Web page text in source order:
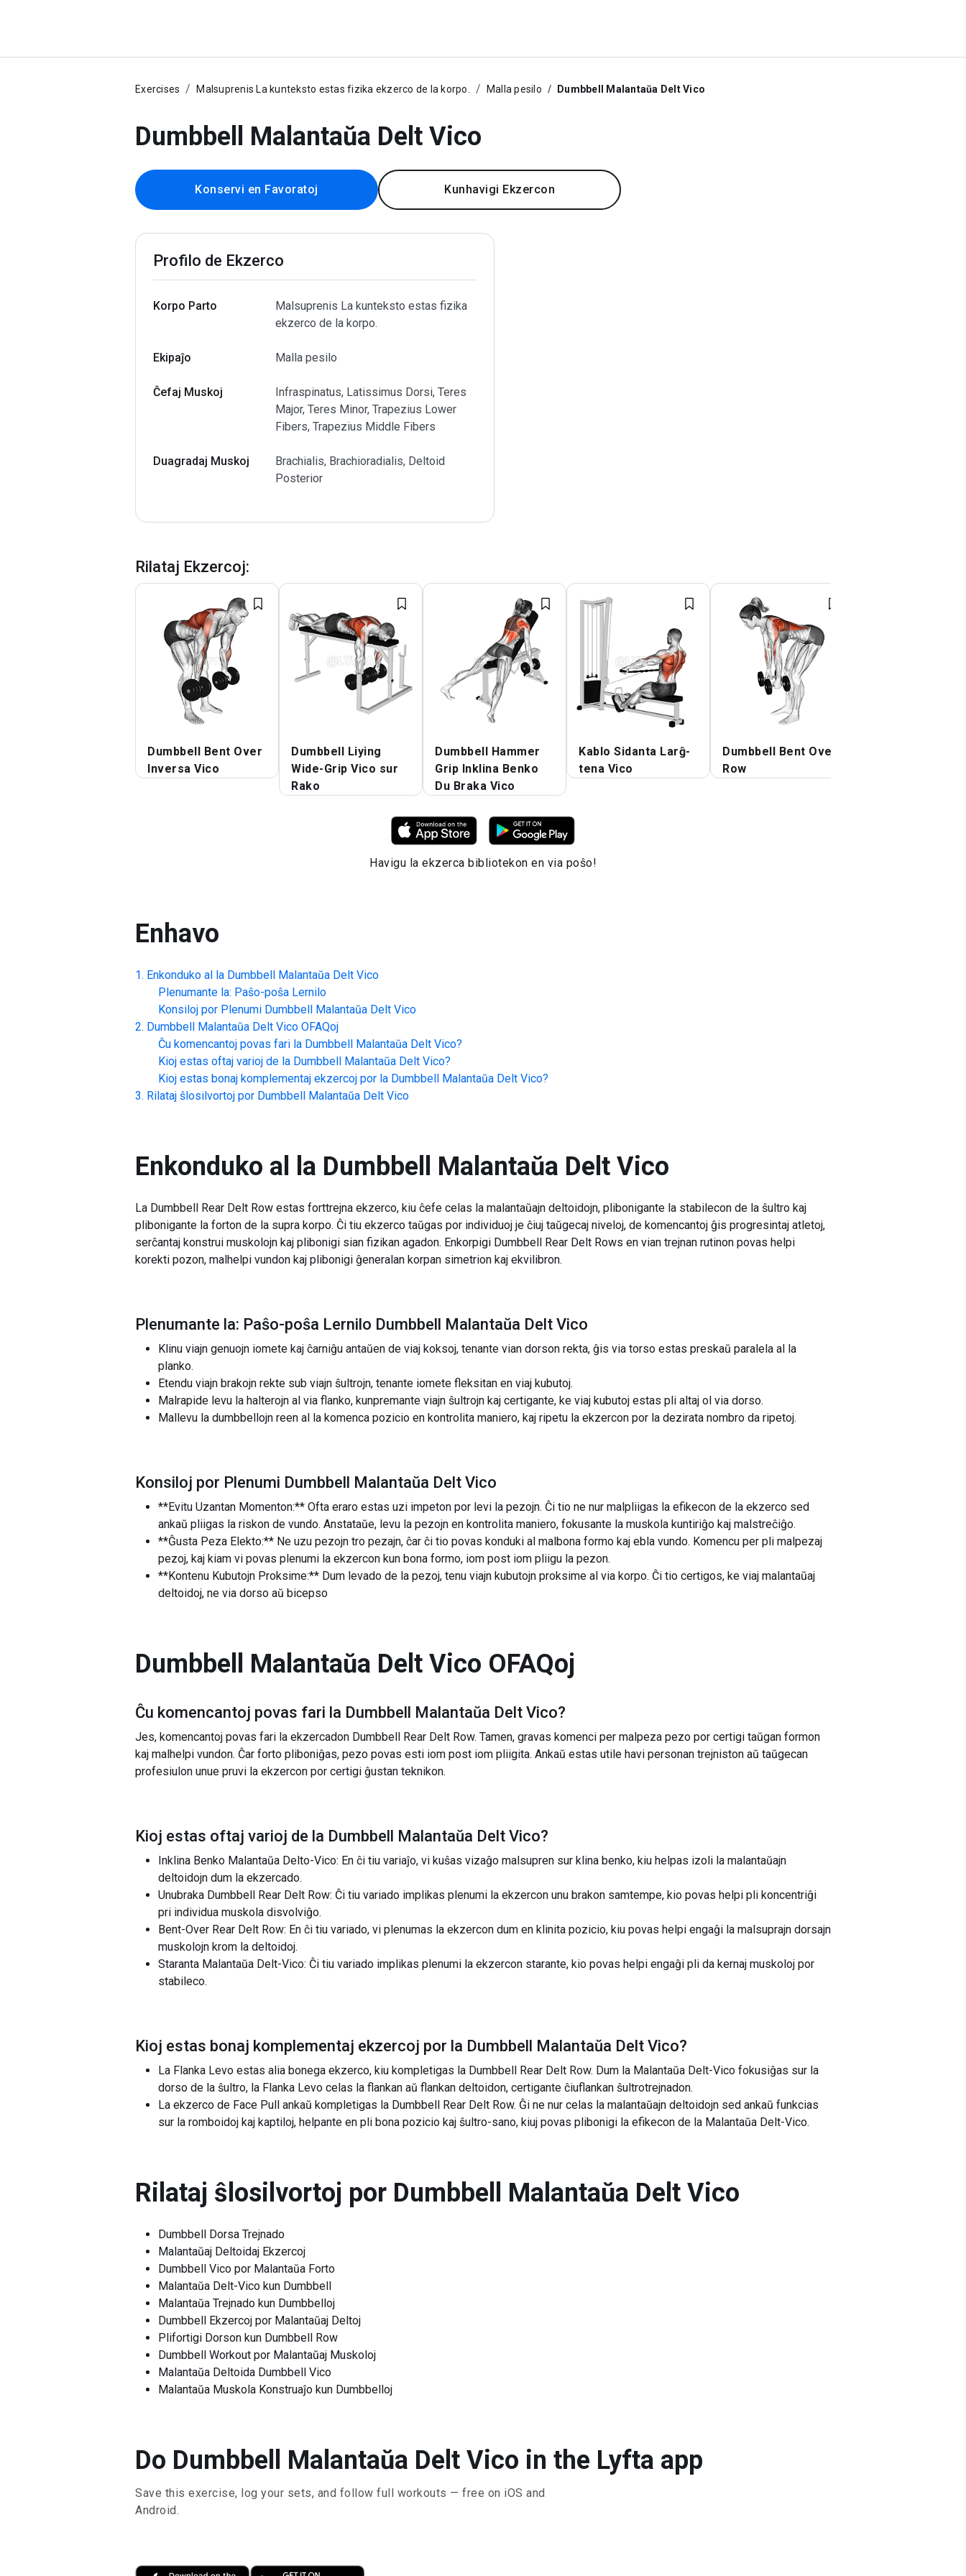
Exercises Malsuprenis La kunteksto estas fizika ekzerco de la korpo. Malla pesilo Dumbbell Malantaŭa Delt Vico
Dumbbell Malantaŭa Delt Vico
Konservi en Favoratoj Kunhavigi Ekzercon
Profilo de Ekzerco
Korpo Parto
Malsuprenis La kunteksto estas fizika
ekzerco de la korpo.
Ekipaĵo Malla pesilo
Ĉefaj Muskoj
Infraspinatus, Latissimus Dorsi, Teres
Major, Teres Minor, Trapezius Lower
Fibers, Trapezius Middle Fibers
Duagradaj Muskoj
Brachialis, Brachioradialis, Deltoid
Posterior
Rilataj Ekzercoj:
Dumbbell Bent Over
Inversa Vico
Dumbbell Liying
Wide-Grip Vico sur
Rako
Dumbbell Hammer
Grip Inklina Benko
Du Braka Vico
Kablo Sidanta Larĝ-
tena Vico
Dumbbell Bent Over
Row
Havigu la ekzerca bibliotekon en via poŝo!
Enhavo
Enkonduko al la Dumbbell Malantaŭa Delt Vico
Plenumante la: Paŝo-poŝa Lernilo
Konsiloj por Plenumi Dumbbell Malantaŭa Delt Vico
Dumbbell Malantaŭa Delt Vico OFAQoj
Ĉu komencantoj povas fari la Dumbbell Malantaŭa Delt Vico?
Kioj estas oftaj varioj de la Dumbbell Malantaŭa Delt Vico?
Kioj estas bonaj komplementaj ekzercoj por la Dumbbell Malantaŭa Delt Vico?
Rilataj ŝlosilvortoj por Dumbbell Malantaŭa Delt Vico
Enkonduko al la Dumbbell Malantaŭa Delt Vico
La Dumbbell Rear Delt Row estas forttrejna ekzerco, kiu ĉefe celas la malantaŭajn deltoidojn, plibonigante la stabilecon de la ŝultro kaj
plibonigante la forton de la supra korpo. Ĉi tiu ekzerco taŭgas por individuoj je ĉiuj taŭgecaj niveloj, de komencantoj ĝis progresintaj atletoj,
serĉantaj konstrui muskolojn kaj plibonigi sian fizikan agadon. Enkorpigi Dumbbell Rear Delt Rows en vian trejnan rutinon povas helpi
korekti pozon, malhelpi vundon kaj plibonigi ĝeneralan korpan simetrion kaj ekvilibron.
Plenumante la: Paŝo-poŝa Lernilo Dumbbell Malantaŭa Delt Vico
Klinu viajn genuojn iomete kaj ĉarniĝu antaŭen de viaj koksoj, tenante vian dorson rekta, ĝis via torso estas preskaŭ paralela al la
planko.
Etendu viajn brakojn rekte sub viajn ŝultrojn, tenante iomete fleksitan en viaj kubutoj.
Malrapide levu la halterojn al via flanko, kunpremante viajn ŝultrojn kaj certigante, ke viaj kubutoj estas pli altaj ol via dorso.
Mallevu la dumbbellojn reen al la komenca pozicio en kontrolita maniero, kaj ripetu la ekzercon por la dezirata nombro da ripetoj.
Konsiloj por Plenumi Dumbbell Malantaŭa Delt Vico
**Evitu Uzantan Momenton:** Ofta eraro estas uzi impeton por levi la pezojn. Ĉi tio ne nur malpliigas la efikecon de la ekzerco sed
ankaŭ pliigas la riskon de vundo. Anstataŭe, levu la pezojn en kontrolita maniero, fokusante la muskola kuntiriĝo kaj malstreĉiĝo.
**Ĝusta Peza Elekto:** Ne uzu pezojn tro pezajn, ĉar ĉi tio povas konduki al malbona formo kaj ebla vundo. Komencu per pli malpezaj
pezoj, kaj kiam vi povas plenumi la ekzercon kun bona formo, iom post iom pliigu la pezon.
**Kontenu Kubutojn Proksime:** Dum levado de la pezoj, tenu viajn kubutojn proksime al via korpo. Ĉi tio certigos, ke viaj malantaŭaj
deltoidoj, ne via dorso aŭ bicepso
Dumbbell Malantaŭa Delt Vico OFAQoj
Ĉu komencantoj povas fari la Dumbbell Malantaŭa Delt Vico?
Jes, komencantoj povas fari la ekzercadon Dumbbell Rear Delt Row. Tamen, gravas komenci per malpeza pezo por certigi taŭgan formon
kaj malhelpi vundon. Ĉar forto pliboniĝas, pezo povas esti iom post iom pliigita. Ankaŭ estas utile havi personan trejniston aŭ taŭgecan
profesiulon unue pruvi la ekzercon por certigi ĝustan teknikon.
Kioj estas oftaj varioj de la Dumbbell Malantaŭa Delt Vico?
Inklina Benko Malantaŭa Delto-Vico: En ĉi tiu variaĵo, vi kuŝas vizaĝo malsupren sur klina benko, kiu helpas izoli la malantaŭajn
deltoidojn dum la ekzercado.
Unubraka Dumbbell Rear Delt Row: Ĉi tiu variado implikas plenumi la ekzercon unu brakon samtempe, kio povas helpi pli koncentriĝi
pri individua muskola disvolviĝo.
Bent-Over Rear Delt Row: En ĉi tiu variado, vi plenumas la ekzercon dum en klinita pozicio, kiu povas helpi engaĝi la malsuprajn dorsajn
muskolojn krom la deltoidoj.
Staranta Malantaŭa Delt-Vico: Ĉi tiu variado implikas plenumi la ekzercon starante, kio povas helpi engaĝi pli da kernaj muskoloj por
stabileco.
Kioj estas bonaj komplementaj ekzercoj por la Dumbbell Malantaŭa Delt Vico?
La Flanka Levo estas alia bonega ekzerco, kiu kompletigas la Dumbbell Rear Delt Row. Dum la Malantaŭa Delt-Vico fokusiĝas sur la
dorso de la ŝultro, la Flanka Levo celas la flankan aŭ flankan deltoidon, certigante ĉiuflankan ŝultrotrejnadon.
La ekzerco de Face Pull ankaŭ kompletigas la Dumbbell Rear Delt Row. Ĝi ne nur celas la malantaŭajn deltoidojn sed ankaŭ funkcias
sur la romboidoj kaj kaptiloj, helpante en pli bona pozicio kaj ŝultro-sano, kiuj povas plibonigi la efikecon de la Malantaŭa Delt-Vico.
Rilataj ŝlosilvortoj por Dumbbell Malantaŭa Delt Vico
Dumbbell Dorsa Trejnado
Malantaŭaj Deltoidaj Ekzercoj
Dumbbell Vico por Malantaŭa Forto
Malantaŭa Delt-Vico kun Dumbbell
Malantaŭa Trejnado kun Dumbbelloj
Dumbbell Ekzercoj por Malantaŭaj Deltoj
Plifortigi Dorson kun Dumbbell Row
Dumbbell Workout por Malantaŭaj Muskoloj
Malantaŭa Deltoida Dumbbell Vico
Malantaŭa Muskola Konstruaĵo kun Dumbbelloj
Do Dumbbell Malantaŭa Delt Vico in the Lyfta app
Save this exercise, log your sets, and follow full workouts — free on iOS and
Android.